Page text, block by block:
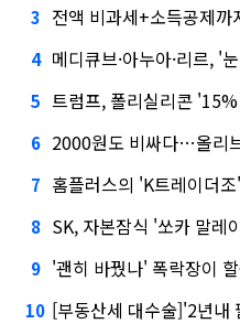
3 전액 비과세+소득공제까
4 메디큐브·아누아·리르, '
5 트럼프, 폴리실리콘 '15% 관
6 2000원도 비싸다…올리브
7 홈플러스의 'K트레이더
8 SK, 자본잠식 '쏘카 말레
9 '괜히 바꿨나' 폭락장이 할
10 [부동산세 대수술]'2년